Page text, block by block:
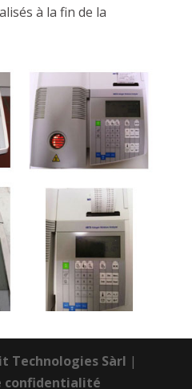
à la fin de la
Technologies Sàrl |
confidentialité